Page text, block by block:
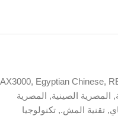
, Egyptian Chinese,
, المصرية الصينية, المصرية
, تقنية المش., تكنولوجيا